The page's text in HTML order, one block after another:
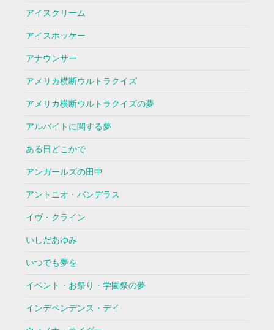
アイスクリーム
アイスホッケー
アナウンサー
アメリカ横断ウルトラクイズ
アメリカ横断ウルトラクイズの夢
アルバイトに関する夢
ある日どこかで
アンガールズの田中
アントニオ・バンデラス
イヴ・クライン
いしだあゆみ
いつでも夢を
イベント・お祭り・学園祭の夢
インデペンデンス・デイ